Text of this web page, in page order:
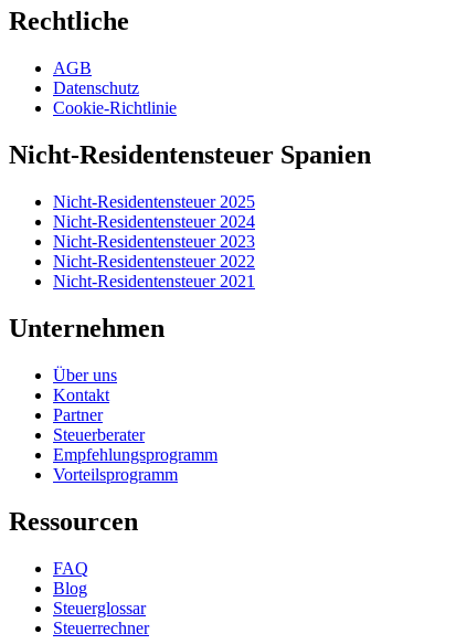
Rechtliche
AGB
Datenschutz
Cookie-Richtlinie
Nicht-Residentensteuer Spanien
Nicht-Residentensteuer 2025
Nicht-Residentensteuer 2024
Nicht-Residentensteuer 2023
Nicht-Residentensteuer 2022
Nicht-Residentensteuer 2021
Unternehmen
Über uns
Kontakt
Partner
Steuerberater
Empfehlungsprogramm
Vorteilsprogramm
Ressourcen
FAQ
Blog
Steuerglossar
Steuerrechner